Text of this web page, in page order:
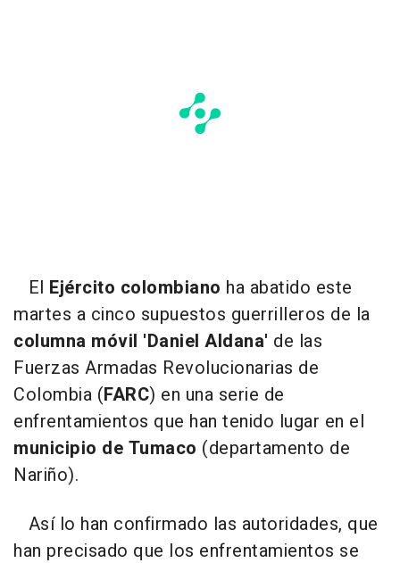
El Ejército colombiano ha abatido este
martes a cinco supuestos guerrilleros de la
columna móvil 'Daniel Aldana' de las
Fuerzas Armadas Revolucionarias de
Colombia (FARC) en una serie de
enfrentamientos que han tenido lugar en el
municipio de Tumaco (departamento de
Nariño).
Así lo han confirmado las autoridades, que
han precisado que los enfrentamientos se